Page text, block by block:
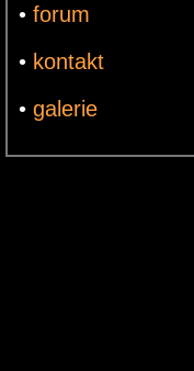
• forum
• kontakt
• galerie